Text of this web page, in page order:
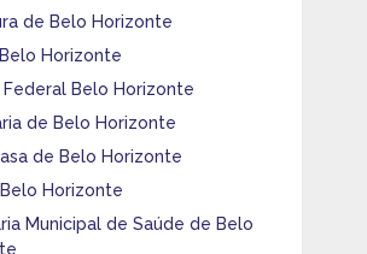
de Belo Horizonte
Horizonte
Federal Belo Horizonte
de Belo Horizonte
de Belo Horizonte
Horizonte
Municipal de Saúde de Belo